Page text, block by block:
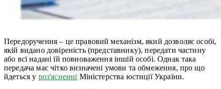
Передоручення – це правовий механізм, який дозволяє особі,
якій видано довіреність (представнику), передати частину
або всі надані їй повноваження іншій особі. Однак така
передача має чітко визначені умови та обмеження, про що
йдеться у роз'ясненні Міністерства юстиції України.